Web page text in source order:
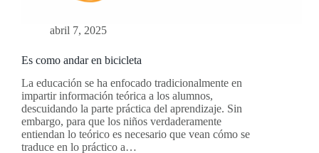
abril 7, 2025
Es como andar en bicicleta
La educación se ha enfocado tradicionalmente en
impartir información teórica a los alumnos,
descuidando la parte práctica del aprendizaje. Sin
embargo, para que los niños verdaderamente
entiendan lo teórico es necesario que vean cómo se
traduce en lo práctico a…